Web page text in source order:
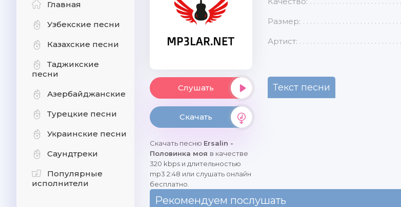
Главная
Узбекские песни
Казахские песни
Таджикские
песни
Азербайджанские
Турецкие песни
Украинские песни
Саундтреки
Популярные
исполнители
Слушать
Скачать
Скачать песню Ersalin -
Половинка моя в качестве
320 kbps и длительностью
mp3 2:48 или слушать онлайн
бесплатно.
Размер:
Артист:
Текст песни
Рекомендуем послушать